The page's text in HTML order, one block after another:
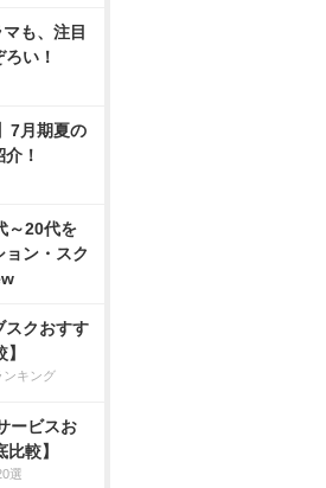
も、注目
い！
7月期夏の
！
～20代を
ョン・スク
スクおすす
ンキング
ービスお
較】
選